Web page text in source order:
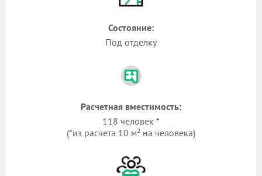
Состояние:
Под отделку
Расчетная вместимость:
118 человек *
(*из расчета 10 м² на человека)